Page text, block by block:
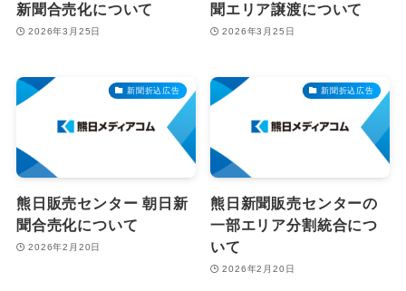
新聞合売化について
2026年3月25日
聞エリア譲渡について
2026年3月25日
新聞折込広告
熊日販売センター 朝日新
聞合売化について
2026年2月20日
新聞折込広告
熊日新聞販売センターの
一部エリア分割統合につ
いて
2026年2月20日